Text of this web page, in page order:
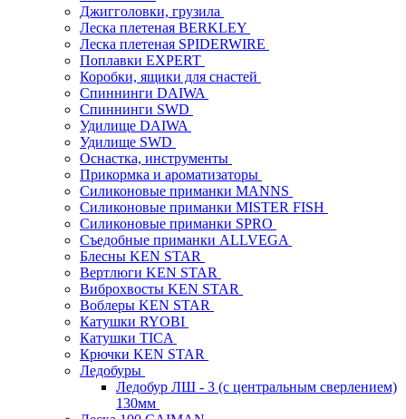
Джигголовки, грузила
Леска плетеная BERKLEY
Леска плетеная SPIDERWIRE
Поплавки EXPERT
Коробки, ящики для снастей
Спиннинги DAIWA
Спиннинги SWD
Удилище DAIWA
Удилище SWD
Оснастка, инструменты
Прикормка и ароматизаторы
Силиконовые приманки MANNS
Силиконовые приманки MISTER FISH
Силиконовые приманки SPRO
Съедобные приманки ALLVEGA
Блесны KEN STAR
Вертлюги KEN STAR
Виброхвосты KEN STAR
Воблеры KEN STAR
Катушки RYOBI
Катушки TICA
Крючки KEN STAR
Ледобуры
Ледобур ЛШ - 3 (с центральным сверлением)
130мм